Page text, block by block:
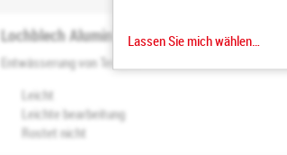
Lassen Sie mich wählen…
Lochblech Aluminium Lochung 5/8
Entwässerung von Terasse
Leicht
Leichte bearbeitung
Rostet nicht